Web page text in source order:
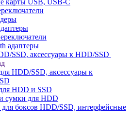
карты USB, USB-C
адаптеры
SSD, аксессуары к HDD/SSD
HDD/SSD, аксессуары к
HDD и SSD
сумки для HDD
боксов HDD/SSD, интерфейсные